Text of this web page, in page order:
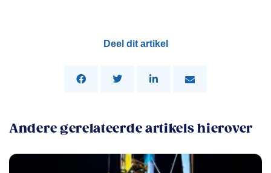
Deel dit artikel
Andere gerelateerde artikels hierover